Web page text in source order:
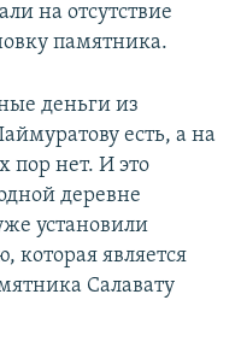
на отсутствие
памятника.
деньги из
есть, а на
пор нет. И это
деревне
установили
которая является
Салавату